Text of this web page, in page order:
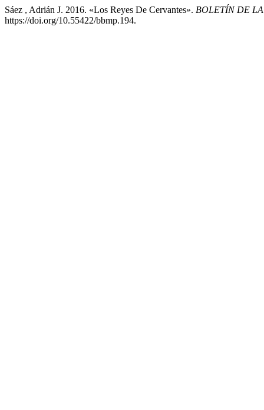
Sáez , Adrián J. 2016. «Los Reyes De Cervantes». BOLETÍN DE
https://doi.org/10.55422/bbmp.194.